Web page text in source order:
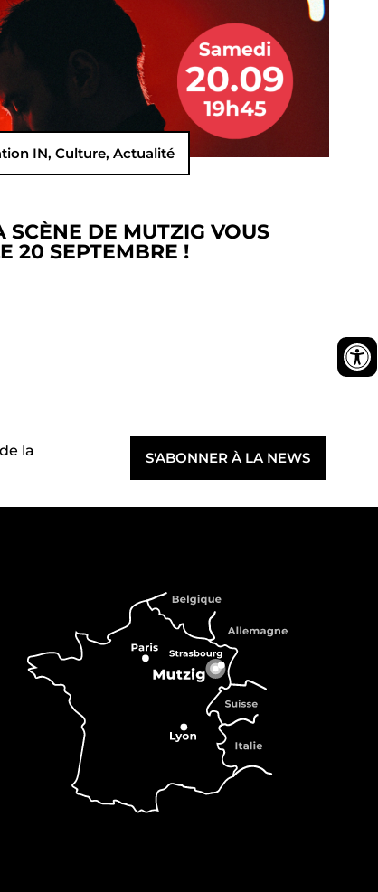
IN, Culture, Actualité
SCÈNE DE MUTZIG VOUS
20 SEPTEMBRE !
la
S'ABONNER À LA NEWS